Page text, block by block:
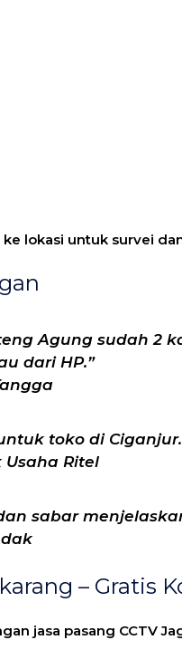
lokasi untuk survei
Agung sudah 2
dari HP.”
untuk toko di
Ritel
sabar
– Gratis
jasa pasang CCTV